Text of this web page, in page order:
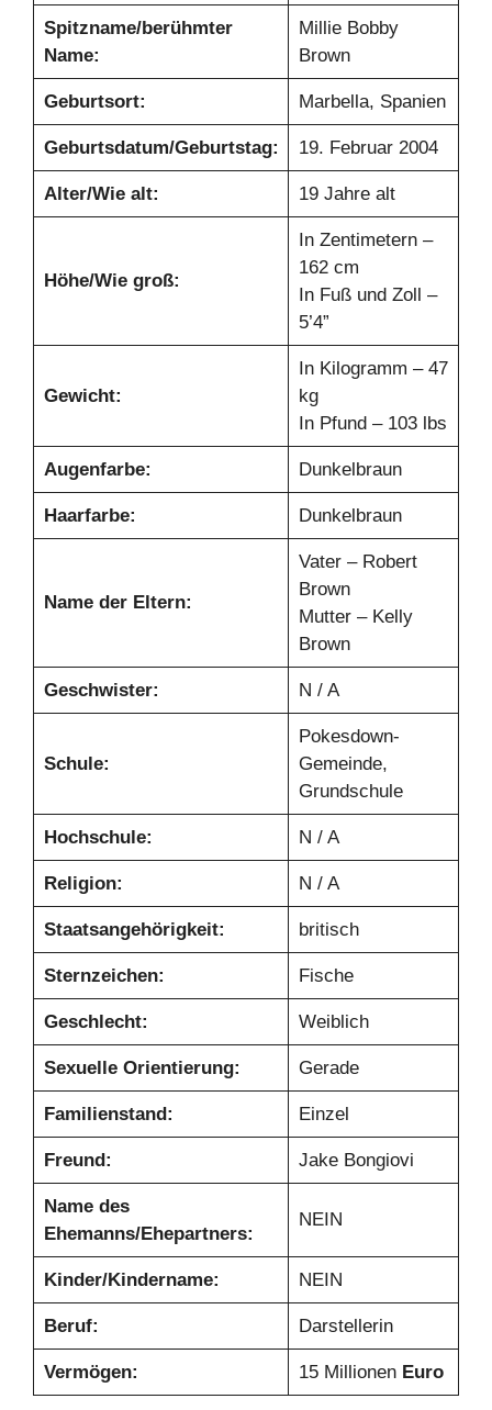
Spitzname/berühmter
Name:
Millie Bobby
Brown
Geburtsort: Marbella, Spanien
Geburtsdatum/Geburtstag: 19. Februar 2004
Alter/Wie alt: 19 Jahre alt
Höhe/Wie groß:
In Zentimetern –
162 cm
In Fuß und Zoll –
5’4”
Gewicht:
In Kilogramm – 47
kg
In Pfund – 103 lbs
Augenfarbe: Dunkelbraun
Haarfarbe: Dunkelbraun
Name der Eltern:
Vater – Robert
Brown
Mutter – Kelly
Brown
Geschwister: N / A
Schule:
Pokesdown-
Gemeinde,
Grundschule
Hochschule: N / A
Religion: N / A
Staatsangehörigkeit: britisch
Sternzeichen: Fische
Geschlecht: Weiblich
Sexuelle Orientierung: Gerade
Familienstand: Einzel
Freund: Jake Bongiovi
Name des
Ehemanns/Ehepartners:
NEIN
Kinder/Kindername: NEIN
Beruf: Darstellerin
Vermögen: 15 Millionen Euro